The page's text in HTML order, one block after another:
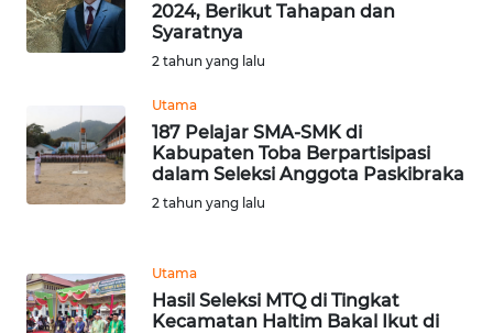
2024, Berikut Tahapan dan
Syaratnya
2 tahun yang lalu
Utama
187 Pelajar SMA-SMK di
Kabupaten Toba Berpartisipasi
dalam Seleksi Anggota Paskibraka
2 tahun yang lalu
Utama
Hasil Seleksi MTQ di Tingkat
Kecamatan Haltim Bakal Ikut di
SULTENG
SULBAR
WN
BABEL
WN